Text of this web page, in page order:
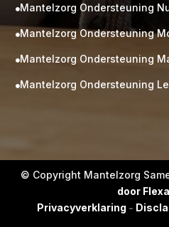
Gratis
Neem vrijblijvend contact
Hoog gekwalificeerd
Contact opnemen
Mantelzorg Ondersteuning
Mantelzorg Ondersteuning
Mantelzorg Ondersteuning
Mantelzorg Ondersteuning
© Copyright Mantelzorg
door
Privacyverklaring -